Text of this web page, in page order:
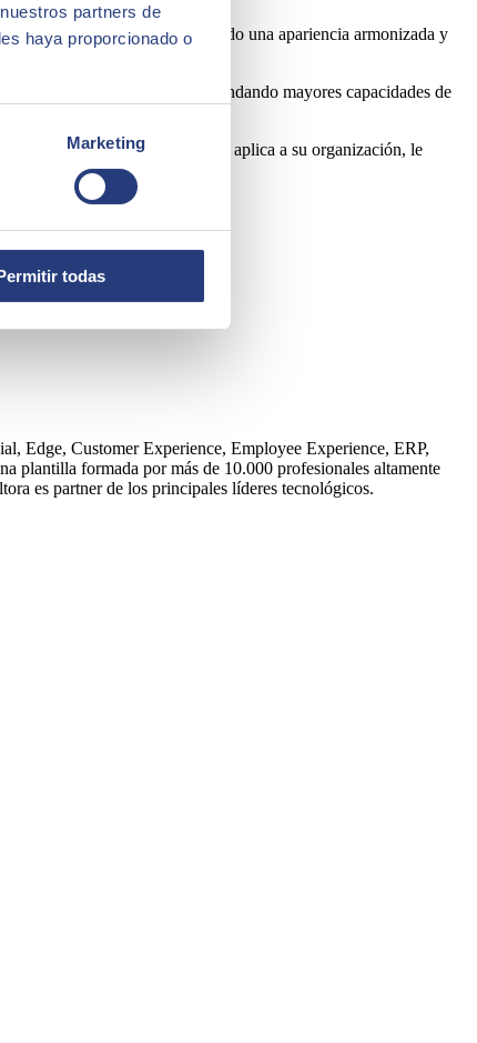
partners de
haya proporcionado o
Marketing
todas
más utilizada. Ha adquirido una apariencia armonizada y
de datos en la nube, brindando mayores capacidades de
de los siguientes escenarios se aplica a su organización, le
Edge, Customer Experience, Employee Experience, ERP,
plantilla formada por más de 10.000 profesionales altamente
es partner de los principales líderes tecnológicos.